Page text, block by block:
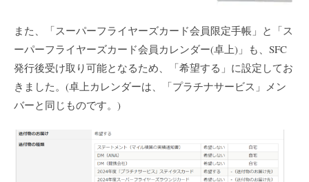
また、「スーパーフライヤーズカード会員限定手帳」と「ス
ーパーフライヤーズカード会員カレンダー(卓上)」も、SFC
発行後受け取り可能となるため、「希望する」に設定してお
きました。(卓上カレンダーは、「プラチナサービス」メン
バーと同じものです。)